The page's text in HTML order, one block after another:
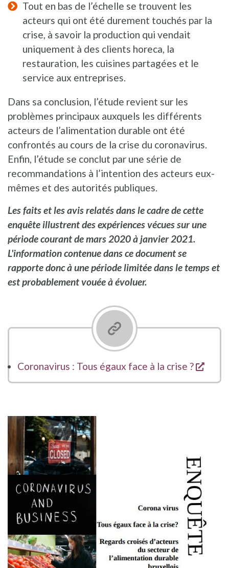
Tout en bas de l’échelle se trouvent les
acteurs qui ont été durement touchés par la
crise, à savoir la production qui vendait
uniquement à des clients horeca, la
restauration, les cuisines partagées et le
service aux entreprises.
Dans sa conclusion, l’étude revient sur les
problèmes principaux auxquels les différents
acteurs de l’alimentation durable ont été
confrontés au cours de la crise du coronavirus.
Enfin, l’étude se conclut par une série de
recommandations à l’intention des acteurs eux-
mêmes et des autorités publiques.
Les faits et les avis relatés dans le cadre de cette
enquête illustrent des expériences vécues sur une
période courant de mars 2020 à janvier 2021.
L'information contenue dans ce document se
rapporte donc à une période limitée dans le temps et
est probablement vouée à évoluer.
Coronavirus : Tous égaux face à la crise ?